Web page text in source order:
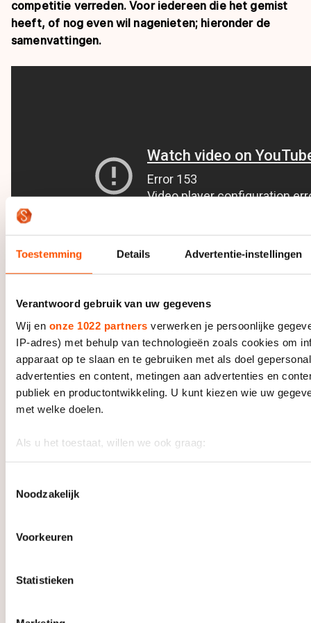
Toestemming Details Advertentie-instellingen
Verantwoord gebruik van uw gegevens
Wij en onze 1022 partners verwerken je persoonlijke
IP-adres) met behulp van technologieën zoals cookies om
apparaat op te slaan en te gebruiken met als doel
advertenties en content, metingen aan advertenties en
publiek en productontwikkeling. U kunt kiezen wie uw
met welke doelen.
Als u het toestaat, willen we ook graag:
Informatie verzamelen over uw geografische locatie, die
Uw apparaat identificeren door het actief te scannen op
Lees meer over hoe uw persoonlijke gegevens worden
Noodzakelijk
Voorkeuren
Statistieken
competitie verreden. Voor iedereen die het gemist
heeft, of nog even wil nagenieten; hieronder de
samenvattingen.
op onze speciale pagina.